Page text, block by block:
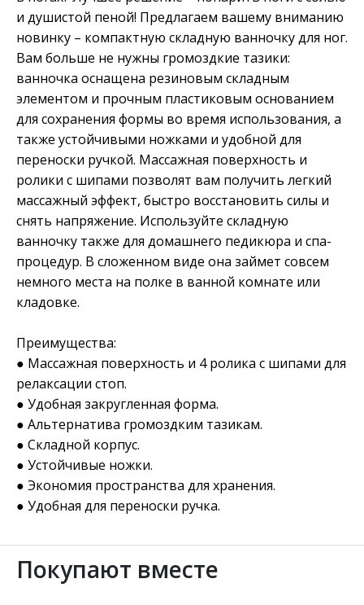
и душистой пеной! Предлагаем вашему вниманию
новинку – компактную складную ванночку для ног.
Вам больше не нужны громоздкие тазики:
ванночка оснащена резиновым складным
элементом и прочным пластиковым основанием
для сохранения формы во время использования, а
также устойчивыми ножками и удобной для
переноски ручкой. Массажная поверхность и
ролики с шипами позволят вам получить легкий
массажный эффект, быстро восстановить силы и
снять напряжение. Используйте складную
ванночку также для домашнего педикюра и спа-
процедур. В сложенном виде она займет совсем
немного места на полке в ванной комнате или
кладовке.
Преимущества:
● Массажная поверхность и 4 ролика с шипами для
релаксации стоп.
● Удобная закругленная форма.
● Альтернатива громоздким тазикам.
● Складной корпус.
● Устойчивые ножки.
● Экономия пространства для хранения.
● Удобная для переноски ручка.
Покупают вместе